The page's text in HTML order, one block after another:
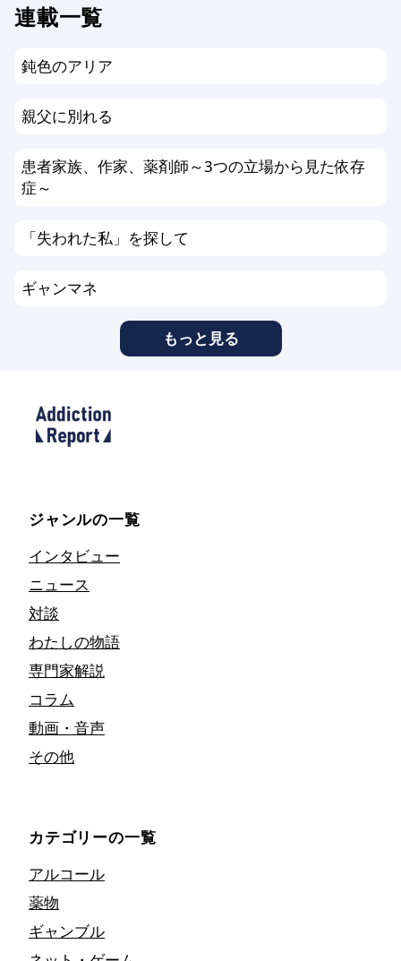
連載一覧
鈍色のアリア
親父に別れる
患者家族、作家、薬剤師～3つの立場から見た依存
症～
「失われた私」を探して
ギャンマネ
もっと見る
ジャンルの一覧
インタビュー
ニュース
対談
わたしの物語
専門家解説
コラム
動画・音声
その他
カテゴリーの一覧
アルコール
薬物
ギャンブル